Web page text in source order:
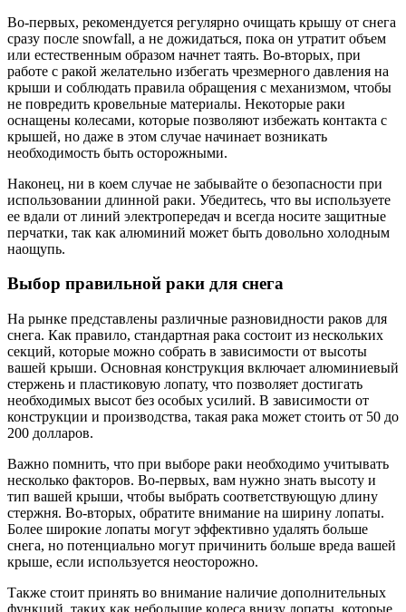
Во-первых, рекомендуется регулярно очищать крышу от снега
сразу после snowfall, а не дожидаться, пока он утратит объем
или естественным образом начнет таять. Во-вторых, при
работе с ракой желательно избегать чрезмерного давления на
крыши и соблюдать правила обращения с механизмом, чтобы
не повредить кровельные материалы. Некоторые раки
оснащены колесами, которые позволяют избежать контакта с
крышей, но даже в этом случае начинает возникать
необходимость быть осторожными.
Наконец, ни в коем случае не забывайте о безопасности при
использовании длинной раки. Убедитесь, что вы используете
ее вдали от линий электропередач и всегда носите защитные
перчатки, так как алюминий может быть довольно холодным
наощупь.
Выбор правильной раки для снега
На рынке представлены различные разновидности раков для
снега. Как правило, стандартная рака состоит из нескольких
секций, которые можно собрать в зависимости от высоты
вашей крыши. Основная конструкция включает алюминиевый
стержень и пластиковую лопату, что позволяет достигать
необходимых высот без особых усилий. В зависимости от
конструкции и производства, такая рака может стоить от 50 до
200 долларов.
Важно помнить, что при выборе раки необходимо учитывать
несколько факторов. Во-первых, вам нужно знать высоту и
тип вашей крыши, чтобы выбрать соответствующую длину
стержня. Во-вторых, обратите внимание на ширину лопаты.
Более широкие лопаты могут эффективно удалять больше
снега, но потенциально могут причинить больше вреда вашей
крыше, если используется неосторожно.
Также стоит принять во внимание наличие дополнительных
функций, таких как небольшие колеса внизу лопаты, которые